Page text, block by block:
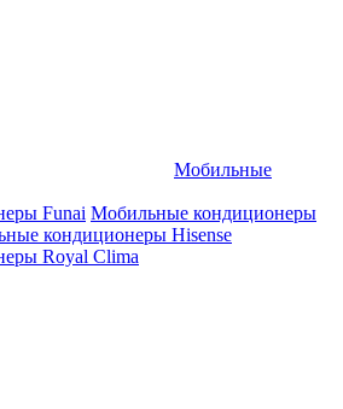
Мобильные
Funai Мобильные кондиционеры
кондиционеры Hisense
Royal Clima